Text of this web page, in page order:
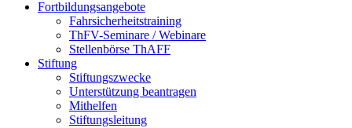
Fortbildungsangebote
Fahrsicherheitstraining
ThFV-Seminare / Webinare
Stellenbörse ThAFF
Stiftung
Stiftungszwecke
Unterstützung beantragen
Mithelfen
Stiftungsleitung